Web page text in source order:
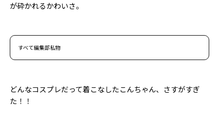
が砕かれるかわいさ。
すべて編集部私物
どんなコスプレだって着こなしたこんちゃん、さすがすぎ
た！！